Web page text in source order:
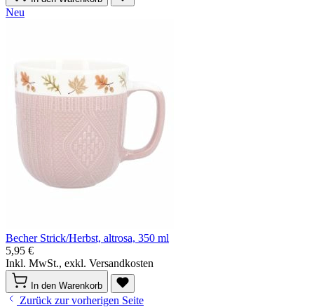
Neu
Becher Strick/Herbst, altrosa, 350 ml
5,95 €
Inkl. MwSt., exkl. Versandkosten
In den Warenkorb
Zurück zur vorherigen Seite